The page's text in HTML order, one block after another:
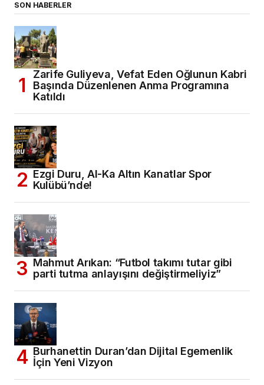
SON HABERLER
Zarife Guliyeva, Vefat Eden Oğlunun Kabri
Başında Düzenlenen Anma Programına
Katıldı
Ezgi Duru, Al-Ka Altın Kanatlar Spor
Kulübü’nde!
Mahmut Arıkan: “Futbol takımı tutar gibi
parti tutma anlayışını değiştirmeliyiz”
Burhanettin Duran’dan Dijital Egemenlik
İçin Yeni Vizyon